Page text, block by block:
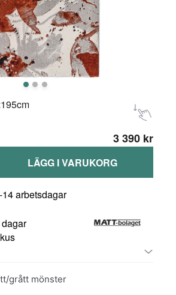
3 390 kr
LÄGG I VARUKORG
arbetsdagar
grått mönster